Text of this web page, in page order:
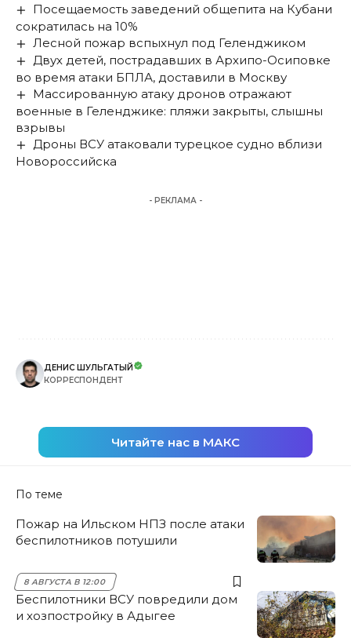
Посещаемость заведений общепита на Кубани
сократилась на 10%
Лесной пожар вспыхнул под Геленджиком
Двух детей, пострадавших в Архипо-Осиповке
во время атаки БПЛА, доставили в Москву
Массированную атаку дронов отражают
военные в Геленджике: пляжи закрыты, слышны
взрывы
Дроны ВСУ атаковали турецкое судно вблизи
Новороссийска
- РЕКЛАМА -
ДЕНИС ШУЛЬГАТЫЙ
КОРРЕСПОНДЕНТ
Читайте нас в МАКС
По теме
Пожар на Ильском НПЗ после атаки
беспилотников потушили
8 АВГУСТА В 12:00
Беспилотники ВСУ повредили дом
и хозпостройку в Адыгее